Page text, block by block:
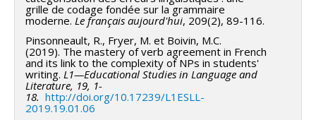
grille de codage fondée sur la grammaire
moderne. Le français aujourd'hui, 209(2), 89-116.
Pinsonneault, R., Fryer, M. et Boivin, M.C.
(2019). The mastery of verb agreement in French
and its link to the complexity of NPs in students'
writing. L1—Educational Studies in Language and
Literature, 19, 1-
18. http://doi.org/10.17239/L1ESLL-
2019.19.01.06